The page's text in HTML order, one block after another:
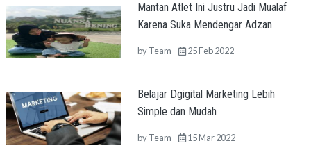
Mantan Atlet Ini Justru Jadi Mualaf
Karena Suka Mendengar Adzan
byTeam 25 Feb 2022
Belajar Dgigital Marketing Lebih
Simple dan Mudah
byTeam 15 Mar 2022